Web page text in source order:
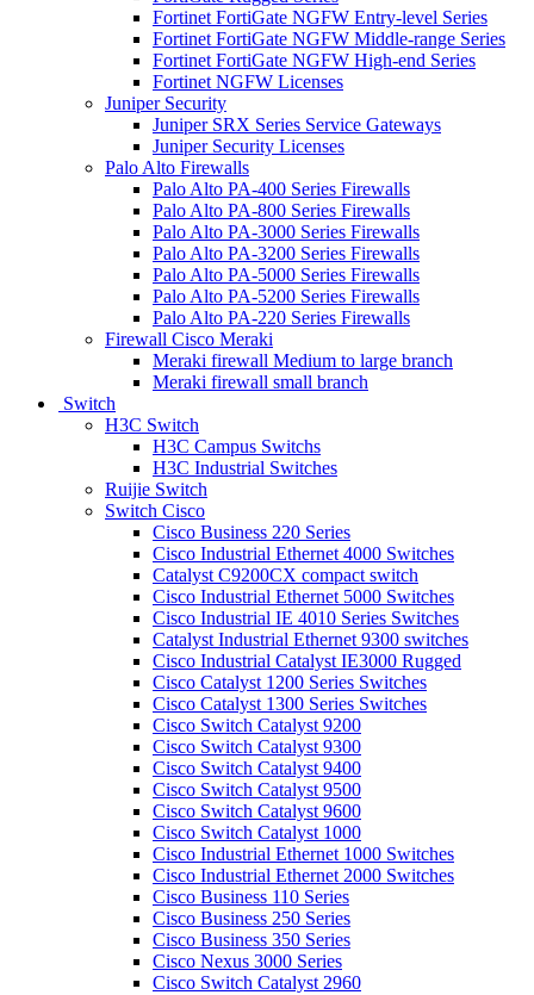
Fortinet FortiGate NGFW Entry-level Series
Fortinet FortiGate NGFW Middle-range Series
Fortinet FortiGate NGFW High-end Series
Fortinet NGFW Licenses
Juniper Security
Juniper SRX Series Service Gateways
Juniper Security Licenses
Palo Alto Firewalls
Palo Alto PA-400 Series Firewalls
Palo Alto PA-800 Series Firewalls
Palo Alto PA-3000 Series Firewalls
Palo Alto PA-3200 Series Firewalls
Palo Alto PA-5000 Series Firewalls
Palo Alto PA-5200 Series Firewalls
Palo Alto PA-220 Series Firewalls
Firewall Cisco Meraki
Meraki firewall Medium to large branch
Meraki firewall small branch
Switch
H3C Switch
H3C Campus Switchs
H3C Industrial Switches
Ruijie Switch
Switch Cisco
Cisco Business 220 Series
Cisco Industrial Ethernet 4000 Switches
Catalyst C9200CX compact switch
Cisco Industrial Ethernet 5000 Switches
Cisco Industrial IE 4010 Series Switches
Catalyst Industrial Ethernet 9300 switches
Cisco Industrial Catalyst IE3000 Rugged
Cisco Catalyst 1200 Series Switches
Cisco Catalyst 1300 Series Switches
Cisco Switch Catalyst 9200
Cisco Switch Catalyst 9300
Cisco Switch Catalyst 9400
Cisco Switch Catalyst 9500
Cisco Switch Catalyst 9600
Cisco Switch Catalyst 1000
Cisco Industrial Ethernet 1000 Switches
Cisco Industrial Ethernet 2000 Switches
Cisco Business 110 Series
Cisco Business 250 Series
Cisco Business 350 Series
Cisco Nexus 3000 Series
Cisco Switch Catalyst 2960